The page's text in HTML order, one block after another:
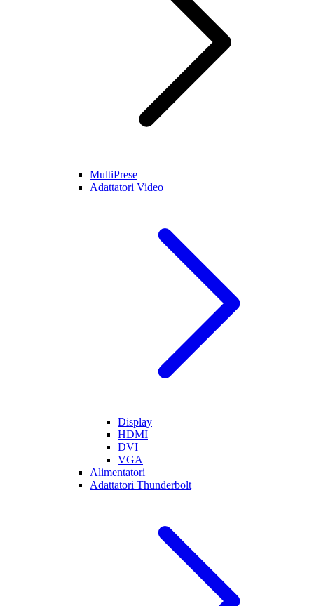
MultiPrese
Adattatori Video
Display
HDMI
DVI
VGA
Alimentatori
Adattatori Thunderbolt